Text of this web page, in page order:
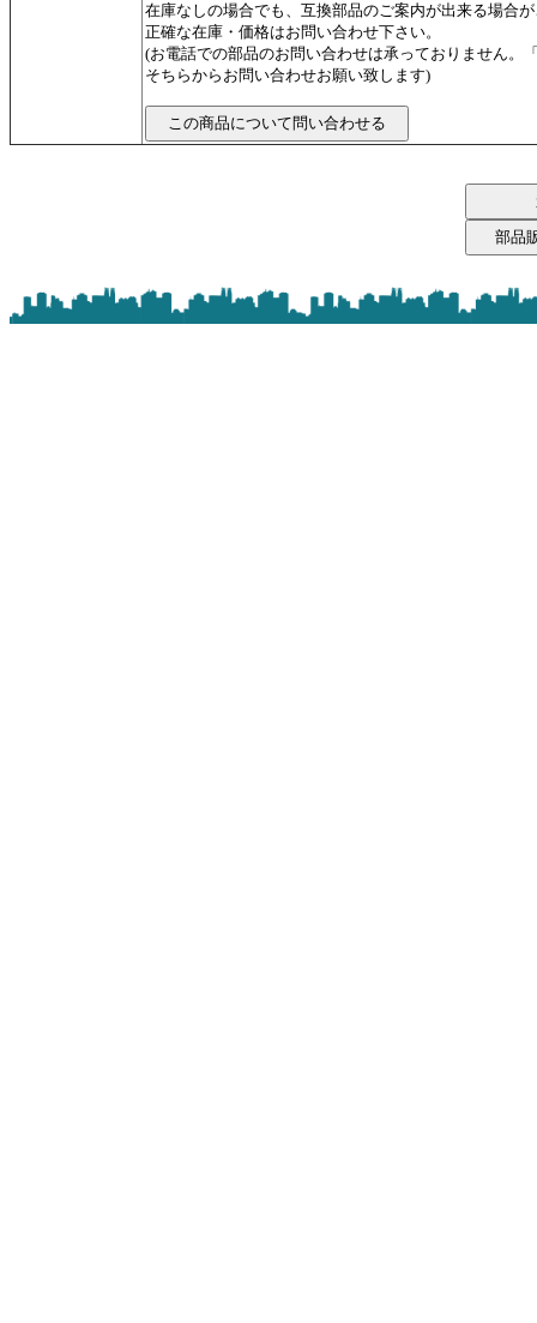
在庫なしの場合でも、互換部品のご案内が出来る場合
正確な在庫・価格はお問い合わせ下さい。
(お電話での部品のお問い合わせは承っておりません。
そちらからお問い合わせお願い致します)